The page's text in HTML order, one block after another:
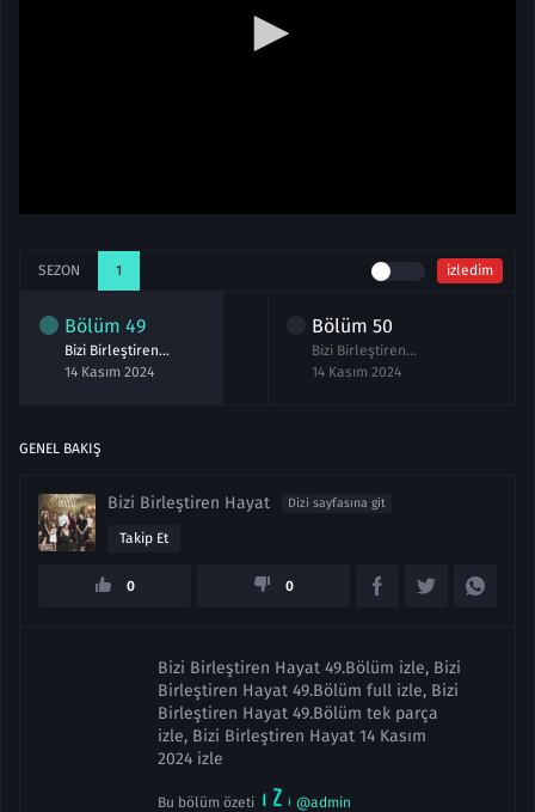
SEZON 1 izledim
Bölüm 49
Bizi Birleştiren Hayat 49.Bölüm izle
14 Kasım 2024
Bölüm 50
Bizi Birleştiren Hayat 50.Bölüm izle
14 Kasım 2024
GENEL BAKIŞ
Bizi Birleştiren Hayat Dizi sayfasına git
Takip Et
0 0
Bizi Birleştiren Hayat 49.Bölüm izle, Bizi
Birleştiren Hayat 49.Bölüm full izle, Bizi
Birleştiren Hayat 49.Bölüm tek parça
izle, Bizi Birleştiren Hayat 14 Kasım
2024 izle
Bu bölüm özeti
@admin